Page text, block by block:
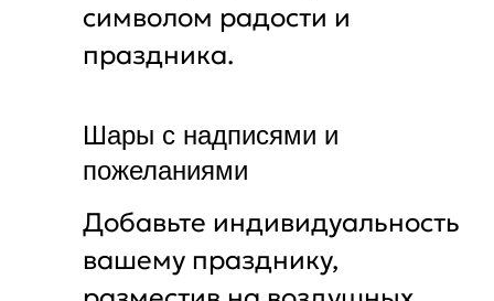
символом радости и
праздника.
Шары с надписями и
пожеланиями
Добавьте индивидуальность
вашему празднику,